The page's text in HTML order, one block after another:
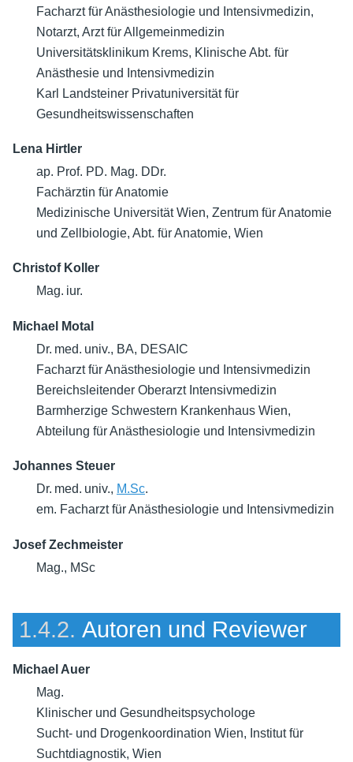
Facharzt für Anästhesiologie und Intensivmedizin,
Notarzt, Arzt für Allgemeinmedizin
Universitätsklinikum Krems, Klinische Abt. für
Anästhesie und Intensivmedizin
Karl Landsteiner Privatuniversität für
Gesundheitswissenschaften
Lena Hirtler
ap. Prof. PD. Mag. DDr.
Fachärztin für Anatomie
Medizinische Universität Wien, Zentrum für Anatomie
und Zellbiologie, Abt. für Anatomie, Wien
Christof Koller
Mag. iur.
Michael Motal
Dr. med. univ., BA, DESAIC
Facharzt für Anästhesiologie und Intensivmedizin
Bereichsleitender Oberarzt Intensivmedizin
Barmherzige Schwestern Krankenhaus Wien,
Abteilung für Anästhesiologie und Intensivmedizin
Johannes Steuer
Dr. med. univ., M.Sc.
em. Facharzt für Anästhesiologie und Intensivmedizin
Josef Zechmeister
Mag., MSc
1.4.2. Autoren und Reviewer
Michael Auer
Mag.
Klinischer und Gesundheitspsychologe
Sucht- und Drogenkoordination Wien, Institut für
Suchtdiagnostik, Wien